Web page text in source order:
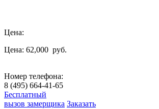
Цена:
Цена: 62,000 руб.
Номер телефона:
8 (495) 664-41-65
Бесплатный
вызов замерщика Заказать